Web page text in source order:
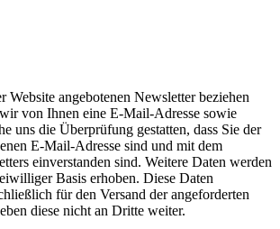
Website angebotenen Newsletter beziehen
von Ihnen eine E-Mail-Adresse sowie
uns die Überprüfung gestatten, dass Sie der
E-Mail-Adresse sind und mit dem
einverstanden sind. Weitere Daten werden
Basis erhoben. Diese Daten
für den Versand der angeforderten
diese nicht an Dritte weiter.